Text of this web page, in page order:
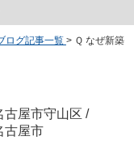
ログ記事一覧 > Ｑ なぜ新築
古屋市守山区 /
古屋市